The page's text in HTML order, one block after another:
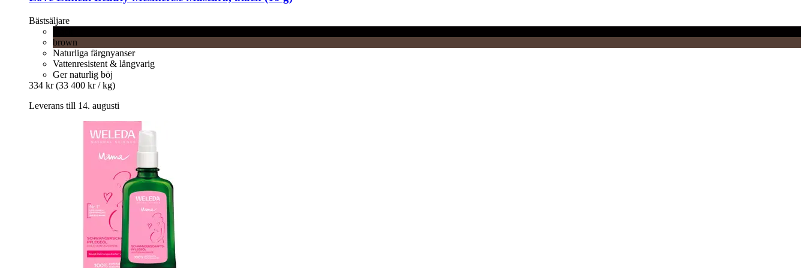
Bästsäljare
brown
Naturliga färgnyanser
Vattenresistent & långvarig
Ger naturlig böj
334 kr (33 400 kr / kg)
Leverans till 14. augusti